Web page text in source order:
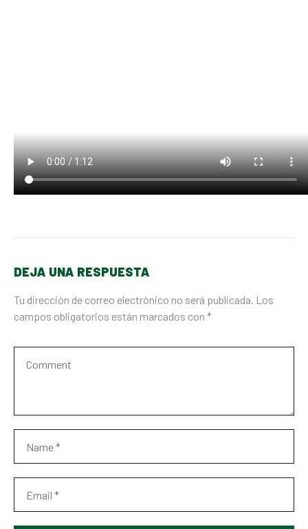
DEJA UNA RESPUESTA
Tu dirección de correo electrónico no será publicada. Los
campos obligatorios están marcados con *